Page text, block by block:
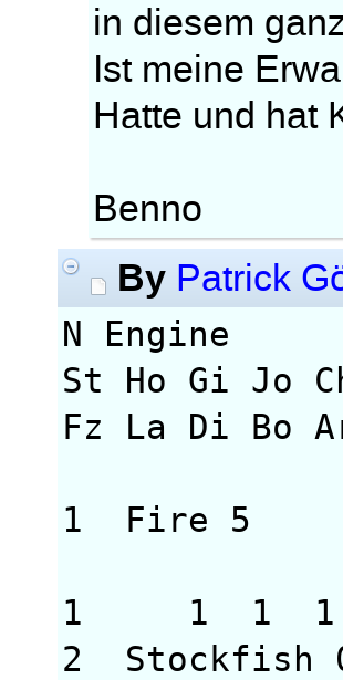
in diesem
Ist meine
Hatte und hat
Benno
By Patrick
N
St Ho Gi Jo
Fz La Di Bo
1 Fire 5
1 1 1
2